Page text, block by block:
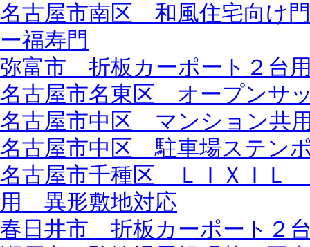
名古屋市南区 和風住宅向け
ー福寿門
弥富市 折板カーポート２
名古屋市名東区 オープンサ
名古屋市中区 マンション共
名古屋市中区 駐車場ステン
名古屋市千種区 ＬＩＸＩＬ
用 異形敷地対応
春日井市 折板カーポート２